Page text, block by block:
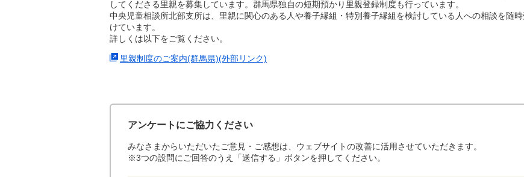
してくださる里親を募集しています。群馬県独自の短期預かり里親登録制度も行っています。
中央児童相談所北部支所は、里親に関心のある人や養子縁組・特別養子縁組を検討している人への相談を随
けています。
詳しくは以下をご覧ください。
里親制度のご案内(群馬県)(外部リンク)
アンケートにご協力ください
みなさまからいただいたご意見・ご感想は、ウェブサイトの改善に活用させていただきます。
※3つの設問にご回答のうえ「送信する」ボタンを押してください。